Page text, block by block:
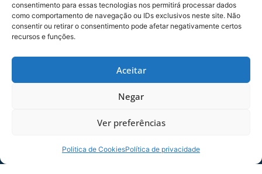
consentimento para essas tecnologias nos permitirá processar dados
como comportamento de navegação ou IDs exclusivos neste site. Não
consentir ou retirar o consentimento pode afetar negativamente certos
recursos e funções.
Aceitar
Negar
Ver preferências
Politica de CookiesPolítica de privacidade
SERVIÇO DE JOGO: AVAÍ X CRB-AL, PELA
21ª RODADA DA SÉRIE B
Dias dos Pais vem aí, e na terça-feira (11/08)
é dia de Avaí na Ressacada pela Série B!
06/08/2026